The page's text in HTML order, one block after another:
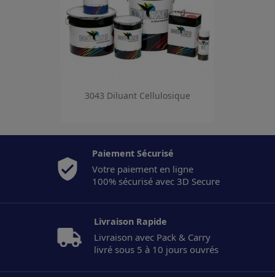
3043 Diluant Cellulosique
Paiement Sécurisé
Votre paiement en ligne
100% sécurisé avec 3D Secure
Livraison Rapide
Livraison avec Pack & Carry
livré sous 5 à 10 jours ouvrés